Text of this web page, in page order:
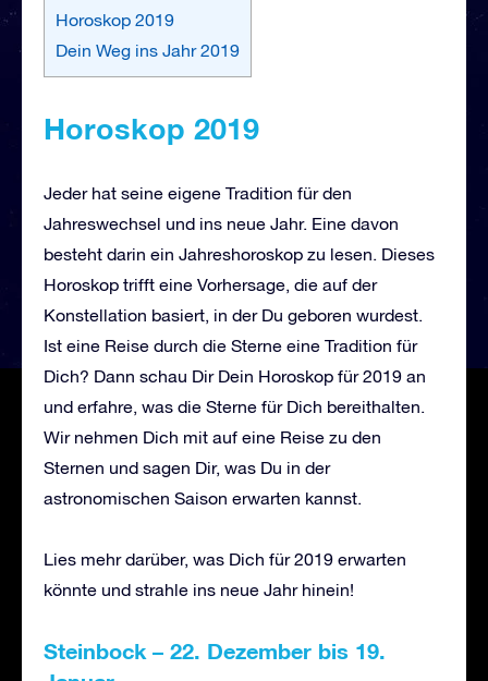
Horoskop 2019
Dein Weg ins Jahr 2019
Horoskop 2019
Jeder hat seine eigene Tradition für den
Jahreswechsel und ins neue Jahr. Eine davon
besteht darin ein Jahreshoroskop zu lesen. Dieses
Horoskop trifft eine Vorhersage, die auf der
Konstellation basiert, in der Du geboren wurdest.
Ist eine Reise durch die Sterne eine Tradition für
Dich? Dann schau Dir Dein Horoskop für 2019 an
und erfahre, was die Sterne für Dich bereithalten.
Wir nehmen Dich mit auf eine Reise zu den
Sternen und sagen Dir, was Du in der
astronomischen Saison erwarten kannst.
Lies mehr darüber, was Dich für 2019 erwarten
könnte und strahle ins neue Jahr hinein!
Steinbock – 22. Dezember bis 19.